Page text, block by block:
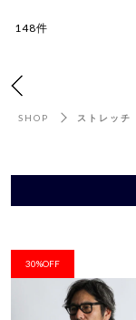
148件
SHOP ストレッチ
30%OFF